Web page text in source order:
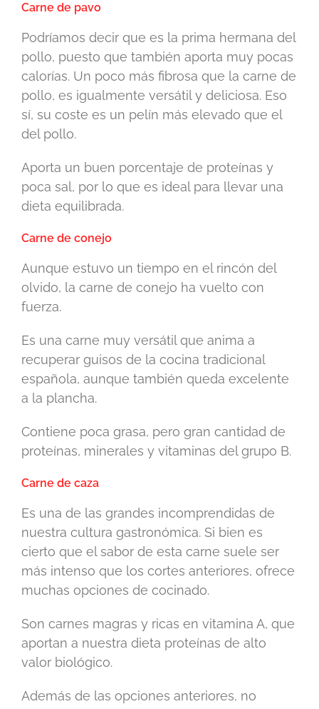
Carne de pavo
Podríamos decir que es la prima hermana del
pollo, puesto que también aporta muy pocas
calorías. Un poco más fibrosa que la carne de
pollo, es igualmente versátil y deliciosa. Eso
sí, su coste es un pelín más elevado que el
del pollo.
Aporta un buen porcentaje de proteínas y
poca sal, por lo que es ideal para llevar una
dieta equilibrada.
Carne de conejo
Aunque estuvo un tiempo en el rincón del
olvido, la carne de conejo ha vuelto con
fuerza.
Es una carne muy versátil que anima a
recuperar guisos de la cocina tradicional
española, aunque también queda excelente
a la plancha.
Contiene poca grasa, pero gran cantidad de
proteínas, minerales y vitaminas del grupo B.
Carne de caza
Es una de las grandes incomprendidas de
nuestra cultura gastronómica. Si bien es
cierto que el sabor de esta carne suele ser
más intenso que los cortes anteriores, ofrece
muchas opciones de cocinado.
Son carnes magras y ricas en vitamina A, que
aportan a nuestra dieta proteínas de alto
valor biológico.
Además de las opciones anteriores, no